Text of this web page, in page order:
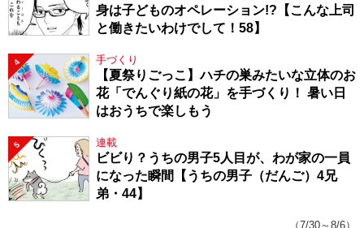
身は子どものオペレーション!?【こんな上司
と働きたいわけでして！58】
4 手づくり
【夏祭りごっこ】ハチの巣みたいな立体のお
花「でんぐり紙の花」を手づくり！ 暑い日
はおうちで楽しもう
5 連載
ビビり？うちの男子5人目が、わが家の一員
になった瞬間【うちの男子（だんご）4兄
弟・44】
（7/30～8/6）